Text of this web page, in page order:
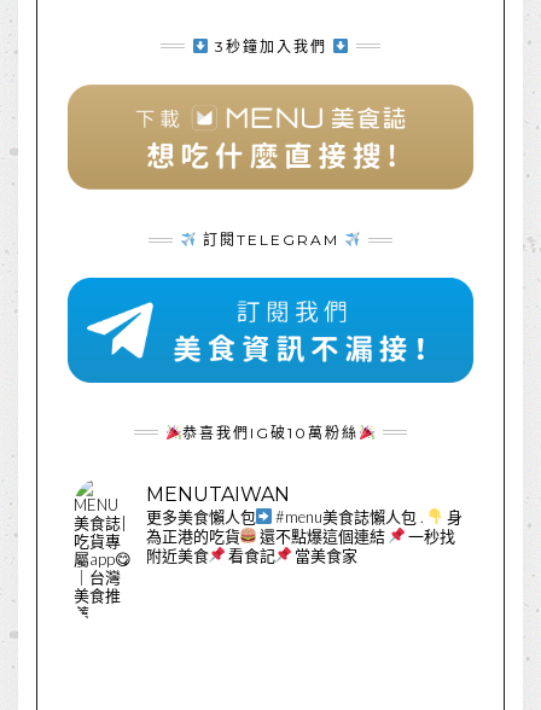
3秒鐘加入我們
訂閱TELEGRAM
恭喜我們IG破10萬粉絲
MENUTAIWAN
更多美食懶人包 #menu美食誌懶人包 .
身
為正港的吃貨
還不點爆這個連結
一秒找
附近美食
看食記 當美食家